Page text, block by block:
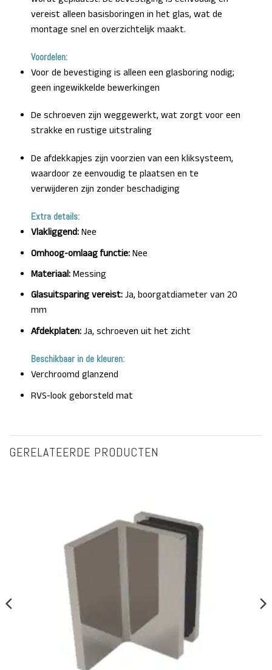
vereist alleen basisboringen in het glas, wat de
montage snel en overzichtelijk maakt.
Voordelen:
Voor de bevestiging is alleen een glasboring nodig;
geen ingewikkelde bewerkingen
De schroeven zijn weggewerkt, wat zorgt voor een
strakke en rustige uitstraling
De afdekkapjes zijn voorzien van een kliksysteem,
waardoor ze eenvoudig te plaatsen en te
verwijderen zijn zonder beschadiging
Extra details:
Vlakliggend:Nee
Omhoog-omlaag functie:Nee
Materiaal:Messing
Glasuitsparing vereist:Ja, boorgatdiameter van 20
mm
Afdekplaten:Ja, schroeven uit het zicht
Beschikbaar in de kleuren:
Verchroomd glanzend
RVS-look geborsteld mat
GERELATEERDE PRODUCTEN